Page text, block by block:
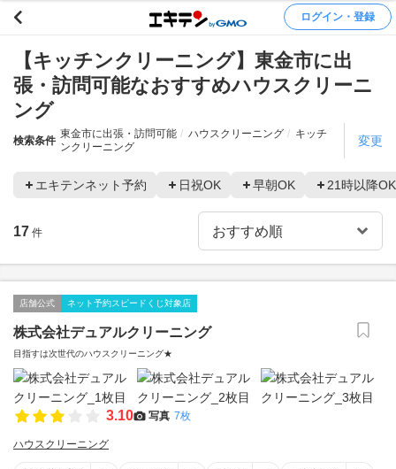
ログイン・登録
【キッチンクリーニング】東金市に出
張・訪問可能なおすすめハウスクリーニ
ング
検索条件
東金市に出張・訪問可能 ハウスクリーニング
キッチ
ンクリーニング
変更
エキテンネット予約 日祝OK 早朝OK 21時以降OK
17 件
店舗公式 ネット予約スピードくじ対象店
株式会社デュアルクリーニング
目指すは次世代のハウスクリーニング★
3.10 写真 7枚
ハウスクリーニング